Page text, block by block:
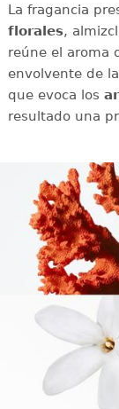
La fragancia
florales,
reúne el aroma
envolvente de la
que evoca los
resultado una